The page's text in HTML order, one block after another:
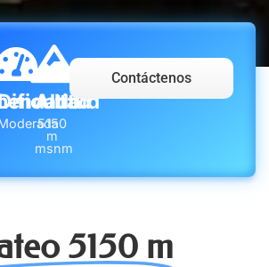
Altitud
5150
m
msnm
Contáctenos
5150 m